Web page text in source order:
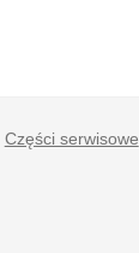
Części serwisowe